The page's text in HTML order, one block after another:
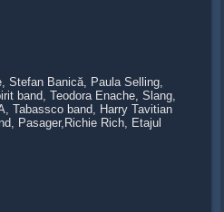
Banică, Paula Selling,
band, Teodora Enache, Slang,
Tabassco band, Harry Tavitian
Pasager,Richie Rich, Etajul